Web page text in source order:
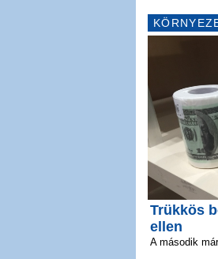
Trükkös
ellen
A második